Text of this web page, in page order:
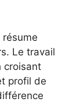
Le travail
croisant
profil de